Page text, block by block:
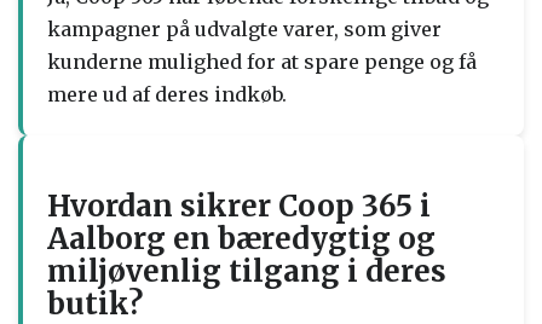
kampagner på udvalgte varer, som giver
kunderne mulighed for at spare penge og få
mere ud af deres indkøb.
Hvordan sikrer Coop 365 i
Aalborg en bæredygtig og
miljøvenlig tilgang i deres
butik?